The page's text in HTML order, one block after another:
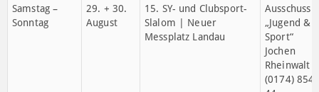
(separate Einladung
durch Wolfgang Weigelt
+ Dieter Steffens)
Dieter
Steffens
(0176) 480
007
W.
(0151) 587